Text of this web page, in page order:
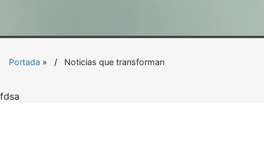
Portada » Noticias que transforman
fdsa